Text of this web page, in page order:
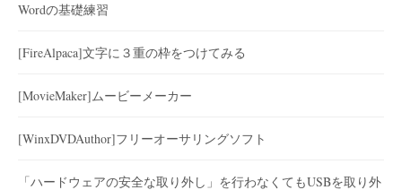
Wordの基礎練習
[FireAlpaca]文字に３重の枠をつけてみる
[MovieMaker]ムービーメーカー
[WinxDVDAuthor]フリーオーサリングソフト
「ハードウェアの安全な取り外し」を行わなくてもUSBを取り外